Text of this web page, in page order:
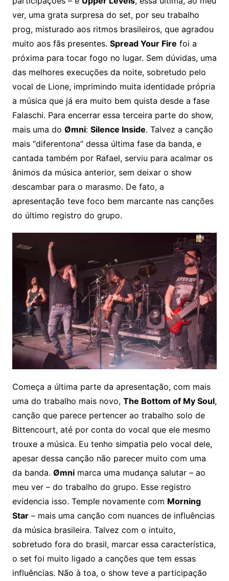
ver, uma grata surpresa do set, por seu trabalho
prog, misturado aos ritmos brasileiros, que agradou
muito aos fãs presentes. Spread Your Fire foi a
próxima para tocar fogo no lugar. Sem dúvidas, uma
das melhores execuções da noite, sobretudo pelo
vocal de Lione, imprimindo muita identidade própria
a música que já era muito bem quista desde a fase
Falaschi. Para encerrar essa terceira parte do show,
mais uma do Ømni: Silence Inside. Talvez a canção
mais “diferentona” dessa última fase da banda, e
cantada também por Rafael, serviu para acalmar os
ânimos da música anterior, sem deixar o show
descambar para o marasmo. De fato, a
apresentação teve foco bem marcante nas canções
do último registro do grupo.
Começa a última parte da apresentação, com mais
uma do trabalho mais novo, The Bottom of My Soul,
canção que parece pertencer ao trabalho solo de
Bittencourt, até por conta do vocal que ele mesmo
trouxe a música. Eu tenho simpatia pelo vocal dele,
apesar dessa canção não parecer muito com uma
da banda. Ømnimarca uma mudança salutar – ao
meu ver – do trabalho do grupo. Esse registro
evidencia isso. Temple novamente com Morning
Star– mais uma canção com nuances de influências
da música brasileira. Talvez com o intuito,
sobretudo fora do brasil, marcar essa característica,
o set foi muito ligado a canções que tem essas
influências. Não à toa, o show teve a participação